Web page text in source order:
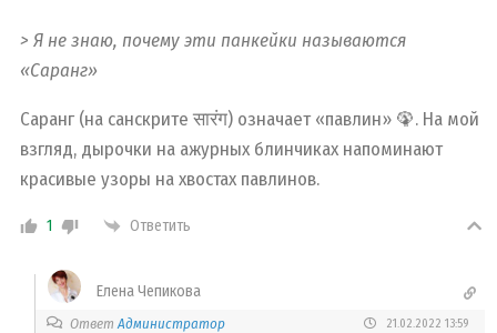
> Я не знаю, почему эти панкейки называются
«Саранг»
Саранг (на санскрите सारंग) означает «павлин» 🦚. На мой
взгляд, дырочки на ажурных блинчиках напоминают
красивые узоры на хвостах павлинов.
1 Ответить
Елена Чепикова
Ответ Администратор 21.02.2022 13:59